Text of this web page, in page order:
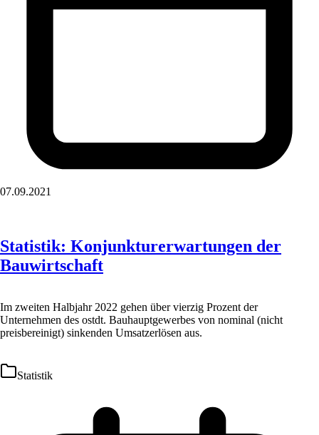
07.09.2021
Statistik: Konjunkturerwartungen der
Bauwirtschaft
Im zweiten Halbjahr 2022 gehen über vierzig Prozent der
Unternehmen des ostdt. Bauhauptgewerbes von nominal (nicht
preisbereinigt) sinkenden Umsatzerlösen aus.
Statistik